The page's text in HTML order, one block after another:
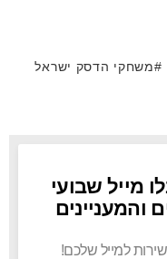
משחקי הדסק ישראל
מייל שבועי
והמעניינים
למייל שלכם!